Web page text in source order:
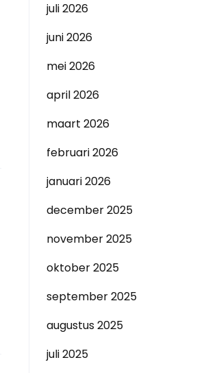
juli 2026
juni 2026
mei 2026
april 2026
maart 2026
februari 2026
januari 2026
december 2025
november 2025
oktober 2025
september 2025
augustus 2025
juli 2025